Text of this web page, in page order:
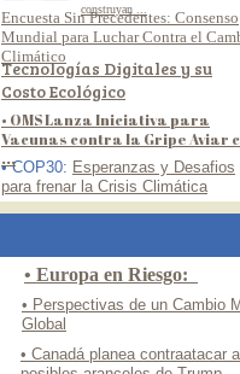
• Europa en Riesgo:
• Perspectivas de un Cambio
Global
• Canadá planea contraatacar
• COP30: Esperanzas y Desafios
para frenar la Crisis Climática
• OMS Lanza Iniciativa para
Vacunas contra la Gripe Aviar
...
Tecnologías Digitales y su
Costo Ecológico
Encuesta Sin Precedentes: Consenso
Mundial para Luchar Contra el
Climático
construyan ...